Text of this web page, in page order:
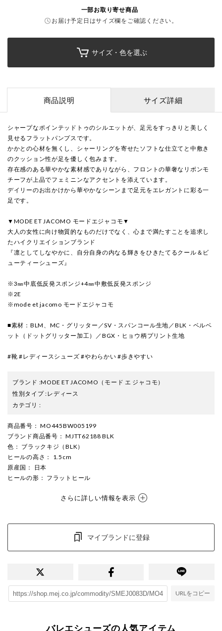
一部お取り寄せ商品
お届け予定日はサイズ欄をご確認ください。
サイズ・色を選ぶ
商品説明 サイズ詳細
シャープなポインテッドトゥのシルエットが、足元をすっきりと美しく
見せるフラットパンプスです。
かかとの心材を無くし、シャーリングを寄せたソフトな仕立てと中敷き
のクッション性が足を優しく包みます。
存在感のある華やかな素材感でありながら、フロントの華奢なリボンモ
チーフが上品でフェミニンなアクセントを添えています。
デイリーのお出かけから華やかなシーンまで足元をエレガントに彩る一
足です。
▼MODE ET JACOMO モードエジャコモ▼
大人の女性に向け物質的なものだけでなく、心まで満たすことを追求し
たハイクリエイションブランド
『凛としてしなやかに、自分自身の内なる輝きをひきたてるクール＆ビ
ューティーシューズ』
※3㎜中底低反発スポンジ+4㎜中敷低反発スポンジ
※2E
※mode et jacomo モードエジャコモ
■素材：BLM、MC・グリッター／SV・スパンコール生地／BLK・ベルベ
ット（ドットグリッター加工）／BGX・ヒョウ柄プリント生地
#靴 #レディースシューズ #やわらかい #歩きやすい
ブランド :MODE ET JACOMO （モード エ ジャコモ）
性別タイプ:レディース
カテゴリ :
商品番号 ： MO445BW005199
ブランド商品番号 ： MJTT62188 BLK
色 ： ブラックキジ（BLK）
ヒールの高さ ： 1.5cm
原産国 ： 日本
ヒールの形 ： フラットヒール
さらに詳しい情報を表示
マイブランドに登録
URLをコピー
バレエシューズの人気アイテム